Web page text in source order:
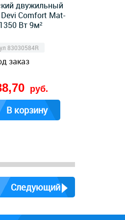
двужильный
Comfort Mat-
Вт 9м²
83030584R
заказ
руб.
В корзину
Следующий